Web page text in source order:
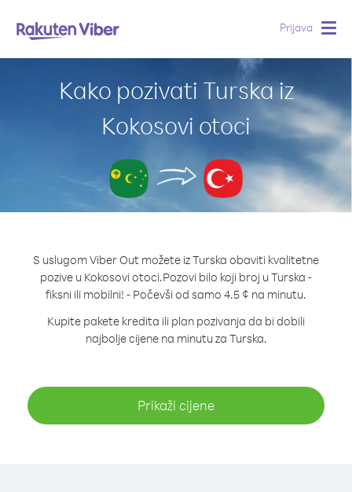
Prijava
Kako pozivati Turska iz
Kokosovi otoci
S uslugom Viber Out možete iz Turska obaviti kvalitetne
pozive u Kokosovi otoci.Pozovi bilo koji broj u Turska -
fiksni ili mobilni! - Počevši od samo 4.5 ¢ na minutu.
Kupite pakete kredita ili plan pozivanja da bi dobili
najbolje cijene na minutu za Turska.
Prikaži cijene